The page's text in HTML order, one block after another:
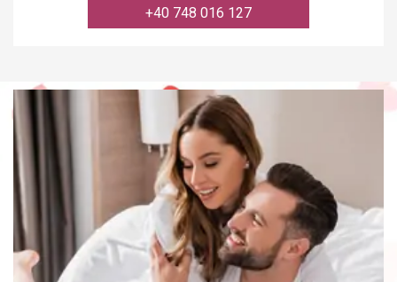
+40 748 016 127